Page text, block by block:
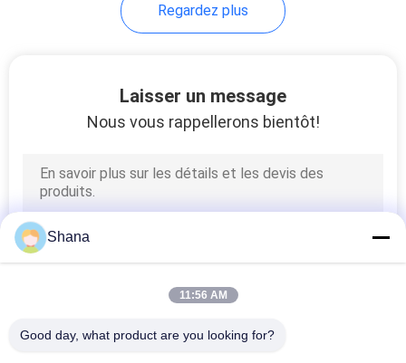
Écran LCD
signage numérique
de dessus de table
Regardez plus
Laisser un message
Nous vous rappellerons bientôt!
Shana
11:56 AM
Good day, what product are you looking for?